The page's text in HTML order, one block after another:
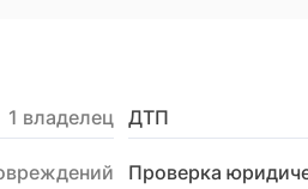
1 владелец ДТП
Проверка